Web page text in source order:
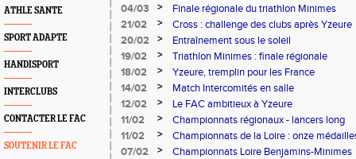
ATHLE SANTE
SPORT ADAPTE
HANDISPORT
INTERCLUBS
CONTACTER LE FAC
SOUTENIR LE FAC
04/03
>
Finale régionale du triathlon Minimes
21/02
>
Cross : challenge des clubs après Yzeure
20/02
>
Entraînement sous le soleil
19/02
>
Triathlon Minimes : finale régionale
18/02
>
Yzeure, tremplin pour les France
14/02
>
Match Intercomités en salle
12/02
>
Le FAC ambitieux à Yzeure
11/02
>
Championnats régionaux - lancers long
11/02
>
Championnats de la Loire : onze
minimes
07/02 >
Championnats Loire Benjamins-Minimes